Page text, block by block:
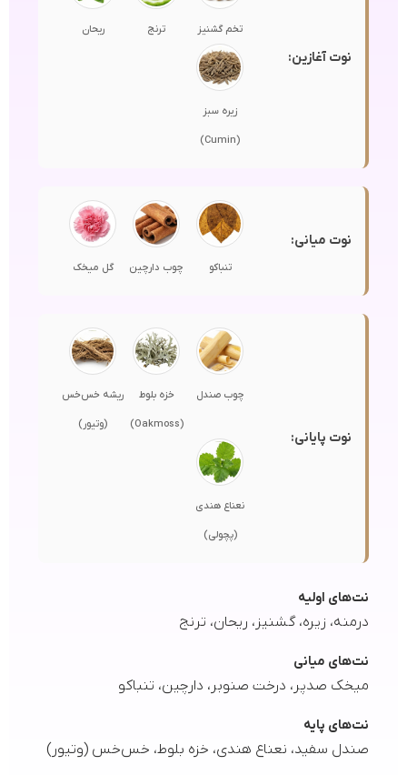
نوت آغازین:
تخم گشنیز ترنج ریحان
زیره سبز
(Cumin)
نوت میانی:
تنباکو چوب دارچین گل میخک
نوت پایانی:
چوب صندل خزه بلوط
(Oakmoss)
ریشه خس‌خس
(وتیور)
نعناع هندی
(پچولی)
نت‌های اولیه
درمنه، زیره، گشنیز، ریحان، ترنج
نت‌های میانی
میخک صدپر، درخت صنوبر، دارچین، تنباکو
نت‌های پایه
صندل سفید، نعناع هندی، خزه بلوط، خس‌خس (وتیور)